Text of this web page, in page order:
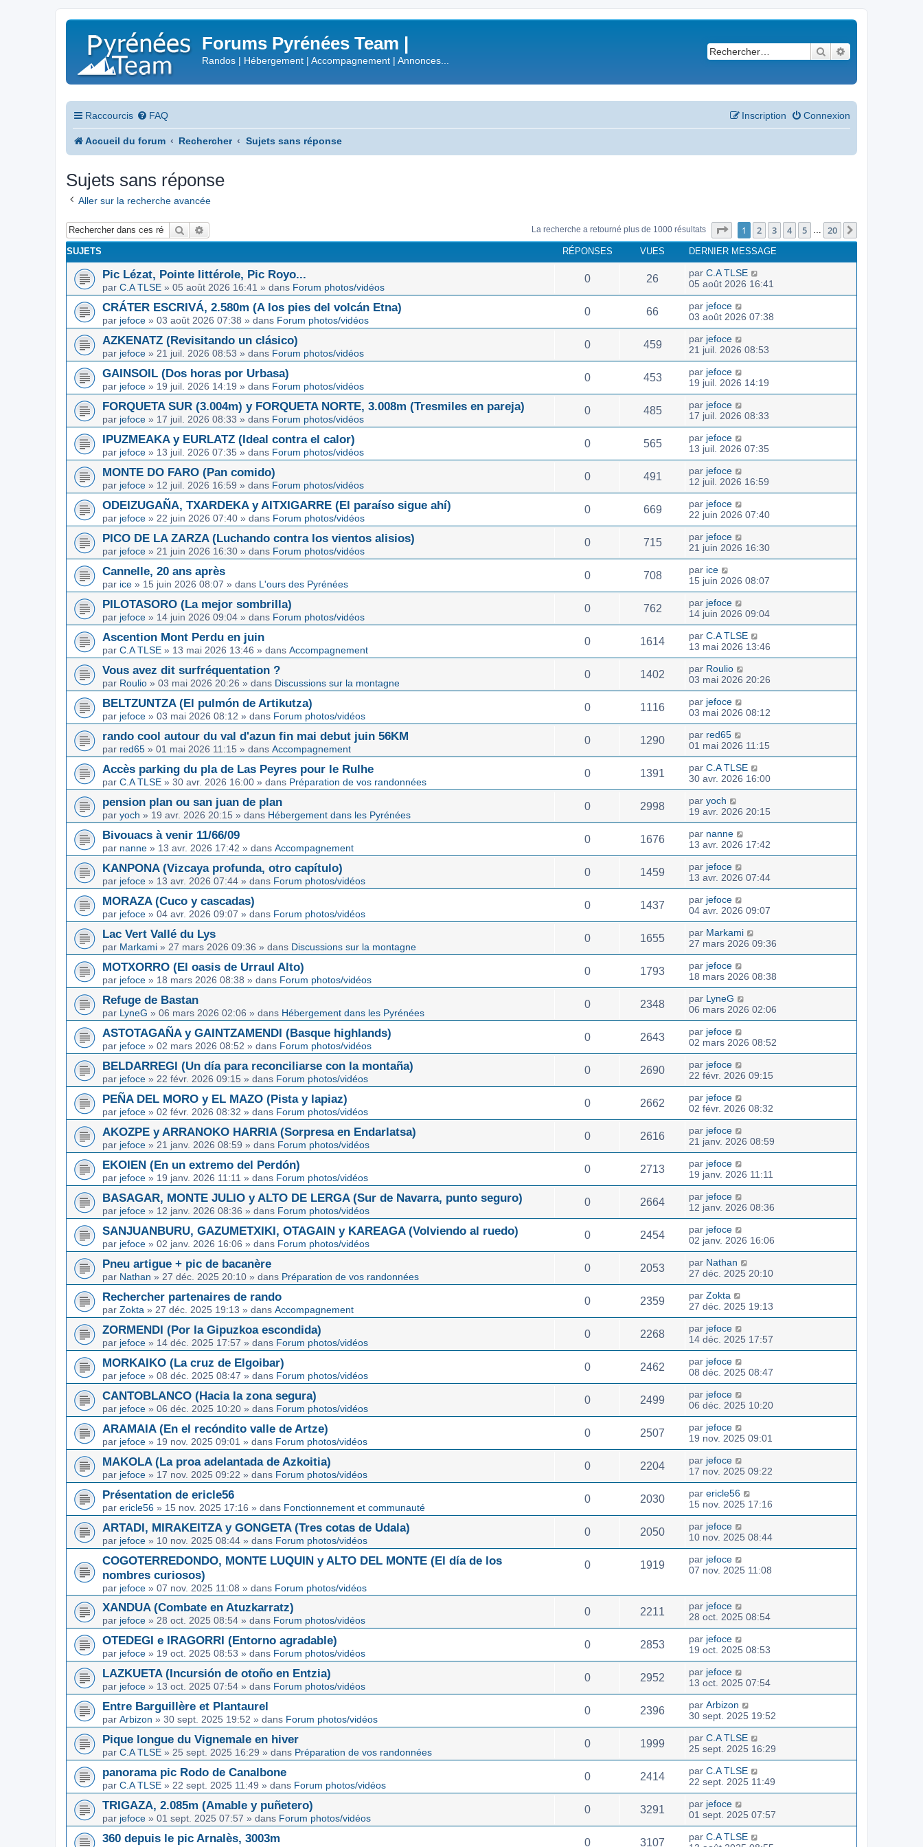
Forums Pyrénées Team |
Randos | Hébergement | Accompagnement | Annonces...
Rechercher
Raccourcis FAQ Connexion
Inscription
Accueil du forum Rechercher Sujets sans réponse
Sujets sans réponse
Aller sur la recherche avancée
Rechercher La recherche a retourné plus de 1000 résultats Page sur20
1 2 3 4 5 … 20
SUJETS RÉPONSES VUES DERNIER MESSAGE
Pic Lézat, Pointe littérole, Pic Royo...
par C.A TLSE » 05 août 2026 16:41 » dans Forum photos/vidéos
0 26 par C.A TLSE
05 août 2026 16:41
CRÁTER ESCRIVÁ, 2.580m (A los pies del volcán Etna)
par jefoce » 03 août 2026 07:38 » dans Forum photos/vidéos
0 66 par jefoce
03 août 2026 07:38
AZKENATZ (Revisitando un clásico)
par jefoce » 21 juil. 2026 08:53 » dans Forum photos/vidéos
0 459 par jefoce
21 juil. 2026 08:53
GAINSOIL (Dos horas por Urbasa)
par jefoce » 19 juil. 2026 14:19 » dans Forum photos/vidéos
0 453 par jefoce
19 juil. 2026 14:19
FORQUETA SUR (3.004m) y FORQUETA NORTE, 3.008m (Tresmiles en pareja)
par jefoce » 17 juil. 2026 08:33 » dans Forum photos/vidéos
0 485 par jefoce
17 juil. 2026 08:33
IPUZMEAKA y EURLATZ (Ideal contra el calor)
par jefoce » 13 juil. 2026 07:35 » dans Forum photos/vidéos
0 565 par jefoce
13 juil. 2026 07:35
MONTE DO FARO (Pan comido)
par jefoce » 12 juil. 2026 16:59 » dans Forum photos/vidéos
0 491 par jefoce
12 juil. 2026 16:59
ODEIZUGAÑA, TXARDEKA y AITXIGARRE (El paraíso sigue ahí)
par jefoce » 22 juin 2026 07:40 » dans Forum photos/vidéos
0 669 par jefoce
22 juin 2026 07:40
PICO DE LA ZARZA (Luchando contra los vientos alisios)
par jefoce » 21 juin 2026 16:30 » dans Forum photos/vidéos
0 715 par jefoce
21 juin 2026 16:30
Cannelle, 20 ans après
par ice » 15 juin 2026 08:07 » dans L'ours des Pyrénées
0 708 par ice
15 juin 2026 08:07
PILOTASORO (La mejor sombrilla)
par jefoce » 14 juin 2026 09:04 » dans Forum photos/vidéos
0 762 par jefoce
14 juin 2026 09:04
Ascention Mont Perdu en juin
par C.A TLSE » 13 mai 2026 13:46 » dans Accompagnement
0 1614 par C.A TLSE
13 mai 2026 13:46
Vous avez dit surfréquentation ?
par Roulio » 03 mai 2026 20:26 » dans Discussions sur la montagne
0 1402 par Roulio
03 mai 2026 20:26
BELTZUNTZA (El pulmón de Artikutza)
par jefoce » 03 mai 2026 08:12 » dans Forum photos/vidéos
0 1116 par jefoce
03 mai 2026 08:12
rando cool autour du val d'azun fin mai debut juin 56KM
par red65 » 01 mai 2026 11:15 » dans Accompagnement
0 1290 par red65
01 mai 2026 11:15
Accès parking du pla de Las Peyres pour le Rulhe
par C.A TLSE » 30 avr. 2026 16:00 » dans Préparation de vos randonnées
0 1391 par C.A TLSE
30 avr. 2026 16:00
pension plan ou san juan de plan
par yoch » 19 avr. 2026 20:15 » dans Hébergement dans les Pyrénées
0 2998 par yoch
19 avr. 2026 20:15
Bivouacs à venir 11/66/09
par nanne » 13 avr. 2026 17:42 » dans Accompagnement
0 1676 par nanne
13 avr. 2026 17:42
KANPONA (Vizcaya profunda, otro capítulo)
par jefoce » 13 avr. 2026 07:44 » dans Forum photos/vidéos
0 1459 par jefoce
13 avr. 2026 07:44
MORAZA (Cuco y cascadas)
par jefoce » 04 avr. 2026 09:07 » dans Forum photos/vidéos
0 1437 par jefoce
04 avr. 2026 09:07
Lac Vert Vallé du Lys
par Markami » 27 mars 2026 09:36 » dans Discussions sur la montagne
0 1655 par Markami
27 mars 2026 09:36
MOTXORRO (El oasis de Urraul Alto)
par jefoce » 18 mars 2026 08:38 » dans Forum photos/vidéos
0 1793 par jefoce
18 mars 2026 08:38
Refuge de Bastan
par LyneG » 06 mars 2026 02:06 » dans Hébergement dans les Pyrénées
0 2348 par LyneG
06 mars 2026 02:06
ASTOTAGAÑA y GAINTZAMENDI (Basque highlands)
par jefoce » 02 mars 2026 08:52 » dans Forum photos/vidéos
0 2643 par jefoce
02 mars 2026 08:52
BELDARREGI (Un día para reconciliarse con la montaña)
par jefoce » 22 févr. 2026 09:15 » dans Forum photos/vidéos
0 2690 par jefoce
22 févr. 2026 09:15
PEÑA DEL MORO y EL MAZO (Pista y lapiaz)
par jefoce » 02 févr. 2026 08:32 » dans Forum photos/vidéos
0 2662 par jefoce
02 févr. 2026 08:32
AKOZPE y ARRANOKO HARRIA (Sorpresa en Endarlatsa)
par jefoce » 21 janv. 2026 08:59 » dans Forum photos/vidéos
0 2616 par jefoce
21 janv. 2026 08:59
EKOIEN (En un extremo del Perdón)
par jefoce » 19 janv. 2026 11:11 » dans Forum photos/vidéos
0 2713 par jefoce
19 janv. 2026 11:11
BASAGAR, MONTE JULIO y ALTO DE LERGA (Sur de Navarra, punto seguro)
par jefoce » 12 janv. 2026 08:36 » dans Forum photos/vidéos
0 2664 par jefoce
12 janv. 2026 08:36
SANJUANBURU, GAZUMETXIKI, OTAGAIN y KAREAGA (Volviendo al ruedo)
par jefoce » 02 janv. 2026 16:06 » dans Forum photos/vidéos
0 2454 par jefoce
02 janv. 2026 16:06
Pneu artigue + pic de bacanère
par Nathan » 27 déc. 2025 20:10 » dans Préparation de vos randonnées
0 2053 par Nathan
27 déc. 2025 20:10
Rechercher partenaires de rando
par Zokta » 27 déc. 2025 19:13 » dans Accompagnement
0 2359 par Zokta
27 déc. 2025 19:13
ZORMENDI (Por la Gipuzkoa escondida)
par jefoce » 14 déc. 2025 17:57 » dans Forum photos/vidéos
0 2268 par jefoce
14 déc. 2025 17:57
MORKAIKO (La cruz de Elgoibar)
par jefoce » 08 déc. 2025 08:47 » dans Forum photos/vidéos
0 2462 par jefoce
08 déc. 2025 08:47
CANTOBLANCO (Hacia la zona segura)
par jefoce » 06 déc. 2025 10:20 » dans Forum photos/vidéos
0 2499 par jefoce
06 déc. 2025 10:20
ARAMAIA (En el recóndito valle de Artze)
par jefoce » 19 nov. 2025 09:01 » dans Forum photos/vidéos
0 2507 par jefoce
19 nov. 2025 09:01
MAKOLA (La proa adelantada de Azkoitia)
par jefoce » 17 nov. 2025 09:22 » dans Forum photos/vidéos
0 2204 par jefoce
17 nov. 2025 09:22
Présentation de ericle56
par ericle56 » 15 nov. 2025 17:16 » dans Fonctionnement et communauté
0 2030 par ericle56
15 nov. 2025 17:16
ARTADI, MIRAKEITZA y GONGETA (Tres cotas de Udala)
par jefoce » 10 nov. 2025 08:44 » dans Forum photos/vidéos
0 2050 par jefoce
10 nov. 2025 08:44
COGOTERREDONDO, MONTE LUQUIN y ALTO DEL MONTE (El día de los
nombres curiosos)
par jefoce » 07 nov. 2025 11:08 » dans Forum photos/vidéos
0 1919 par jefoce
07 nov. 2025 11:08
XANDUA (Combate en Atuzkarratz)
par jefoce » 28 oct. 2025 08:54 » dans Forum photos/vidéos
0 2211 par jefoce
28 oct. 2025 08:54
OTEDEGI e IRAGORRI (Entorno agradable)
par jefoce » 19 oct. 2025 08:53 » dans Forum photos/vidéos
0 2853 par jefoce
19 oct. 2025 08:53
LAZKUETA (Incursión de otoño en Entzia)
par jefoce » 13 oct. 2025 07:54 » dans Forum photos/vidéos
0 2952 par jefoce
13 oct. 2025 07:54
Entre Barguillère et Plantaurel
par Arbizon » 30 sept. 2025 19:52 » dans Forum photos/vidéos
0 2396 par Arbizon
30 sept. 2025 19:52
Pique longue du Vignemale en hiver
par C.A TLSE » 25 sept. 2025 16:29 » dans Préparation de vos randonnées
0 1999 par C.A TLSE
25 sept. 2025 16:29
panorama pic Rodo de Canalbone
par C.A TLSE » 22 sept. 2025 11:49 » dans Forum photos/vidéos
0 2414 par C.A TLSE
22 sept. 2025 11:49
TRIGAZA, 2.085m (Amable y puñetero)
par jefoce » 01 sept. 2025 07:57 » dans Forum photos/vidéos
0 3291 par jefoce
01 sept. 2025 07:57
360 depuis le pic Arnalès, 3003m 0 3107 par C.A TLSE